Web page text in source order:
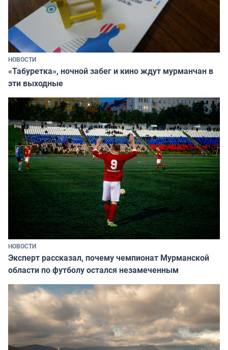
НОВОСТИ
«Табуретка», ночной забег и кино ждут мурманчан в
эти выходные
НОВОСТИ
Эксперт рассказал, почему чемпионат Мурманской
области по футболу остался незамеченным